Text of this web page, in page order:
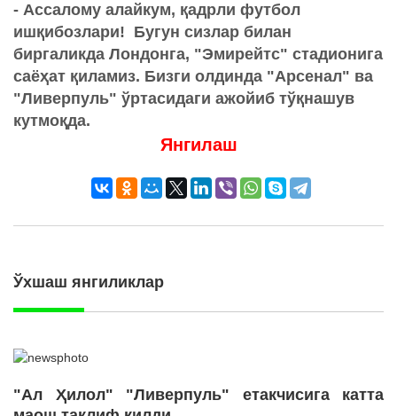
- Ассалому алайкум, қадрли футбол
ишқибозлари! Бугун сизлар билан
биргаликда Лондонга, "Эмирейтс" стадионига
саёҳат қиламиз. Бизги олдинда "Арсенал" ва
"Ливерпуль" ўртасидаги ажойиб тўқнашув
кутмоқда.
Янгилаш
Ўхшаш янгиликлар
"Ал Ҳилол" "Ливерпуль" етакчисига катта